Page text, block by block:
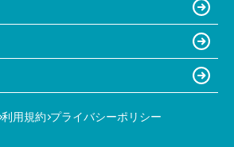
利用規約 プライバシーポリシー